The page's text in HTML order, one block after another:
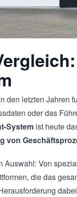
den letzten Jahren
oder das
System ist heute
von
Auswahl: Von
die das